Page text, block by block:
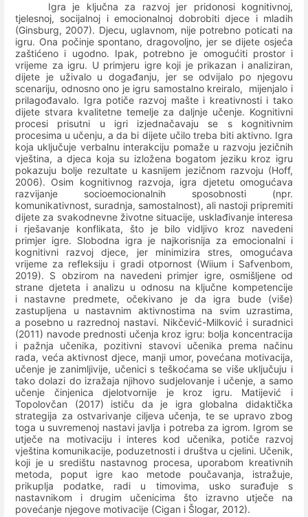
Igra je ključna za razvoj jer pridonosi kognitivnoj,
tjelesnoj, socijalnoj i emocionalnoj dobrobiti djece i mladih
(Ginsburg, 2007). Djecu, uglavnom, nije potrebno poticati na
igru. Ona počinje spontano, dragovoljno, jer se dijete osjeća
zaštićeno i ugodno. Ipak, potrebno je omogućiti prostor i
vrijeme za igru. U primjeru igre koji je prikazan i analiziran,
dijete je uživalo u događanju, jer se odvijalo po njegovu
scenariju, odnosno ono je igru samostalno kreiralo,
mijenjalo i
prilagođavalo. Igra potiče razvoj mašte i kreativnosti i tako
dijete stvara kvalitetne temelje za daljnje učenje. Kognitivni
procesi prisutni u igri izjednačavaju se s kognitivnim
procesima u učenju, a da bi dijete učilo treba biti aktivno. Igra
koja uključuje verbalnu interakciju pomaže u razvoju jezičnih
vještina, a djeca koja su izložena bogatom jeziku kroz igru
pokazuju bolje rezultate u kasnijem jezičnom razvoju (Hoff,
2006). Osim kognitivnog razvoja, igra djetetu omogućava
razvijanje socioemocionalnih sposobnosti (npr.
komunikativnost, suradnja, samostalnost), ali nastoji pripremiti
dijete za svakodnevne životne situacije, usklađivanje interesa
i rješavanje konflikata, što je bilo vidljivo kroz navedeni
primjer igre. Slobodna igra je najkorisnija za emocionalni i
kognitivni razvoj djece, jer minimizira stres, omogućava
vrijeme za refleksiju i gradi otpornost (Wiium i Safvenbom,
2019). S obzirom na navedeni primjer igre, osmišljene od
strane djeteta i analizu u odnosu na ključne kompetencije
i nastavne predmete, očekivano je da igra bude (više)
zastupljena u nastavnim aktivnostima na svim uzrastima,
a posebno u razrednoj nastavi. Nikčević-Milković i suradnici
(2011) navode prednosti učenja kroz igru: bolja koncentracija
i pažnja učenika, pozitivni stavovi učenika prema načinu
rada, veća aktivnost djece, manji umor, povećana motivacija,
učenje je zanimljivije, učenici s teškoćama se više uključuju i
tako dolazi do izražaja njihovo sudjelovanje i učenje, a samo
učenje činjenica djelotvornije je kroz igru. Matijević i
Topolovčan (2017) ističu da je igra globalna didaktička
strategija za ostvarivanje ciljeva učenja, te se upravo zbog
toga u suvremenoj nastavi javlja i potreba za igrom. Igrom se
utječe na motivaciju i interes kod učenika, potiče razvoj
vještina komunikacije, poduzetnosti i društva u cjelini. Učenik,
koji je u središtu nastavnog procesa, uporabom kreativnih
metoda, poput igre kao metode poučavanja, istražuje,
prikuplja podatke, radi u timovima, usko surađuje s
nastavnikom i drugim učenicima što izravno utječe na
povećanje njegove motivacije (Cigan i Šlogar, 2012).